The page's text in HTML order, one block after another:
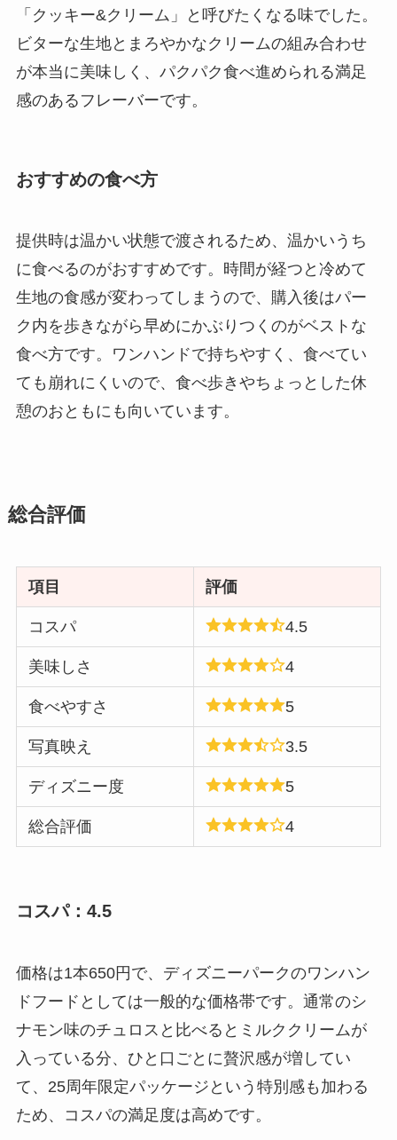
「クッキー&クリーム」と呼びたくなる味でした。
ビターな生地とまろやかなクリームの組み合わせ
が本当に美味しく、パクパク食べ進められる満足
感のあるフレーバーです。
おすすめの食べ方
提供時は温かい状態で渡されるため、温かいうち
に食べるのがおすすめです。時間が経つと冷めて
生地の食感が変わってしまうので、購入後はパー
ク内を歩きながら早めにかぶりつくのがベストな
食べ方です。ワンハンドで持ちやすく、食べてい
ても崩れにくいので、食べ歩きやちょっとした休
憩のおともにも向いています。
総合評価
項目 評価
コスパ 4.5
美味しさ 4
食べやすさ 5
写真映え 3.5
ディズニー度 5
総合評価 4
コスパ：4.5
価格は1本650円で、ディズニーパークのワンハン
ドフードとしては一般的な価格帯です。通常のシ
ナモン味のチュロスと比べるとミルククリームが
入っている分、ひと口ごとに贅沢感が増してい
て、25周年限定パッケージという特別感も加わる
ため、コスパの満足度は高めです。